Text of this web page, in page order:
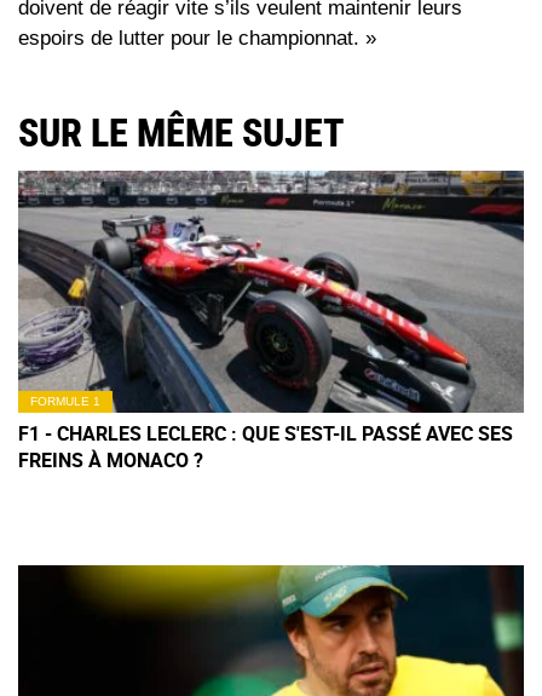
doivent de réagir vite s’ils veulent maintenir leurs
espoirs de lutter pour le championnat. »
SUR LE MÊME SUJET
FORMULE 1
F1 - CHARLES LECLERC : QUE S'EST-IL PASSÉ AVEC SES
FREINS À MONACO ?